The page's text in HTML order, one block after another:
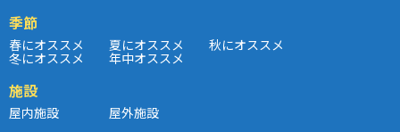
季節
春にオススメ 夏にオススメ 秋にオススメ
冬にオススメ 年中オススメ
施設
屋内施設 屋外施設